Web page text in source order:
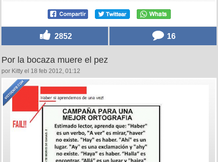
2852 16
Por la bocaza muere el pez
por Kitty el 18 feb 2012, 01:12